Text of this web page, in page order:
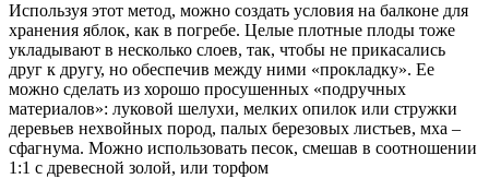
Используя этот метод, можно создать условия на балконе для
хранения яблок, как в погребе. Целые плотные плоды тоже
укладывают в несколько слоев, так, чтобы не прикасались
друг к другу, но обеспечив между ними «прокладку». Ее
можно сделать из хорошо просушенных «подручных
материалов»: луковой шелухи, мелких опилок или стружки
деревьев нехвойных пород, палых березовых листьев, мха –
сфагнума. Можно использовать песок, смешав в соотношении
1:1 с древесной золой, или торфом